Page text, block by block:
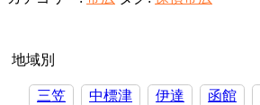
地域別
三笠 中標津 伊達 函館